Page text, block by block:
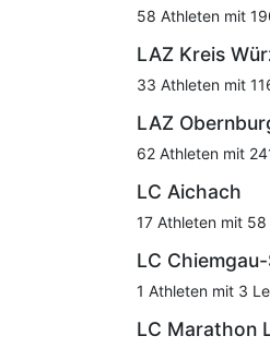
58 Athleten mit
LAZ Kreis
33 Athleten mit
LAZ
62 Athleten mit
LC Aichach
17 Athleten mit
LC
1 Athleten mit 3
LC Marathon